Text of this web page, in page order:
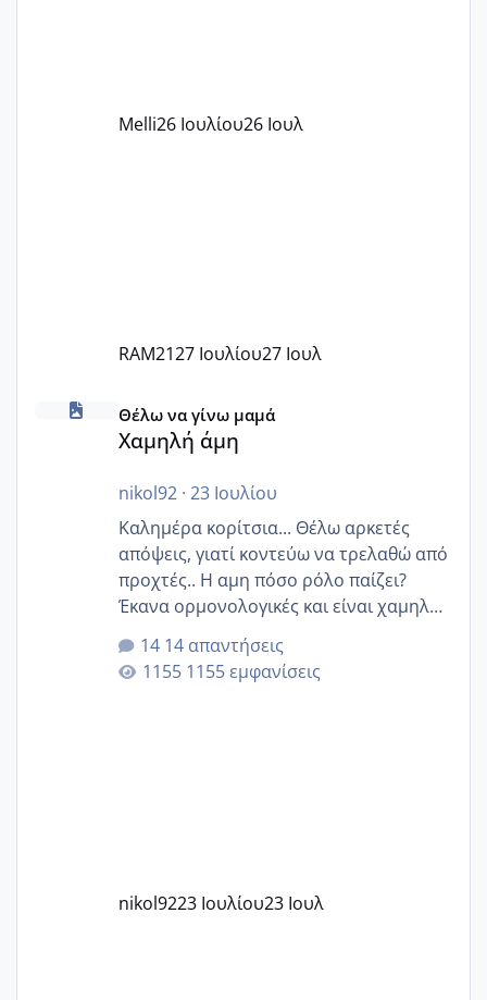
Εγώ πήγα σε έναν ιδιωτικό παιδικό στ
Melli26 Ιουλίου26 Ιουλ
RAM2127 Ιουλίου27 Ιουλ
Χαμηλή άμη
Θέλω να γίνω μαμά
Χαμηλή άμη
nikol92· 23 Ιουλίου
Καλημέρα κορίτσια... Θέλω αρκετές
απόψεις, γιατί κοντεύω να τρελαθώ από
προχτές.. Η αμη πόσο ρόλο παίζει?
Έκανα ορμονολογικές και είναι χαμηλή
για την ηλικία μου.. Είχα ήδη μια
εγκυμοσύνη, που έπρεπε να τερματιστεί
στην 27η εβδομάδα και προσπαθώ 7
14 απαντήσεις
1155 εμφανίσεις
nikol9223 Ιουλίου23 Ιουλ